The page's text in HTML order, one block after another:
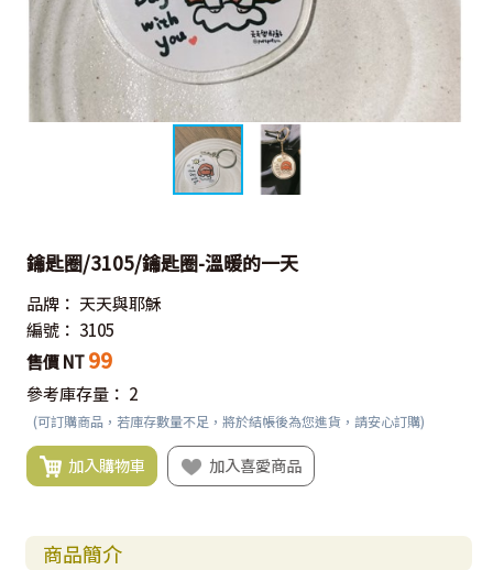
鑰匙圈/3105/鑰匙圈-溫暖的一天
品牌： 天天與耶穌
編號： 3105
售價 NT 99
參考庫存量： 2
(可訂購商品，若庫存數量不足，將於結帳後為您進貨，請安心訂購)
加入購物車 加入喜愛商品
商品簡介